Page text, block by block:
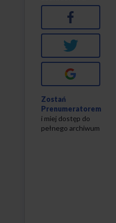
Facebook
Twitter
Zostań
Prenumeratorem
i miej dostęp do
pełnego archiwum